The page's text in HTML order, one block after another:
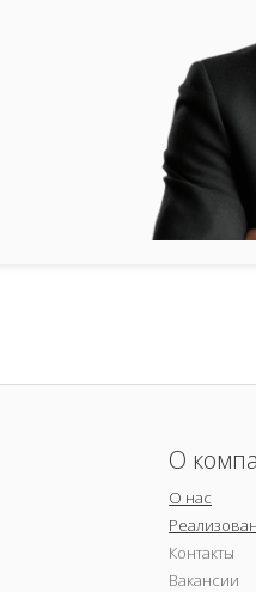
О
О нас
Контакты
Вакансии